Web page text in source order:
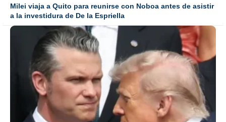
Milei viaja a Quito para reunirse con Noboa antes de asistir
a la investidura de De la Espriella